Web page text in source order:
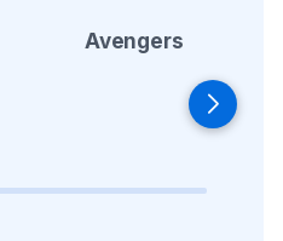
Avengers